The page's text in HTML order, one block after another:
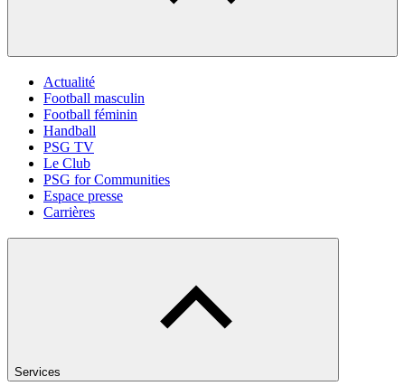
Actualité
Football masculin
Football féminin
Handball
PSG TV
Le Club
PSG for Communities
Espace presse
Carrières
Services